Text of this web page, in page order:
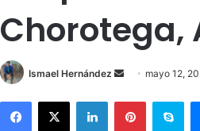
Chorotega,
Ismael Hernández
Send
email
mayo 12,
Facebook
X LinkedInPinterest